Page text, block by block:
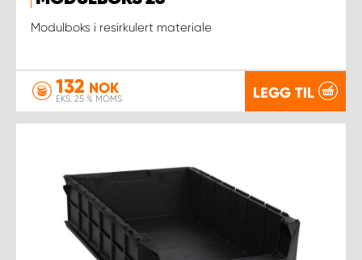
Modulboks i resirkulert materiale
132 NOK
EKS. 25 % MOMS LEGG TIL